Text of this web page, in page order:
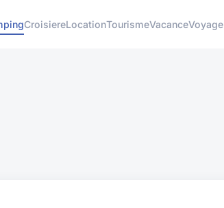
CroisiereLocationTourismeVacanceVoyage